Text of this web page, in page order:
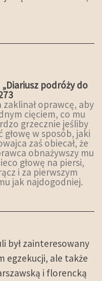
podróży do
oprawcę, aby
cięciem, co mu
grzecznie jeśliby
głowę w sposób, jaki
zaś obiecał, że
obnażywszy mu
głowę na piersi,
i za pierwszym
jak najdogodniej.
był zainteresowany
egzekucji, ale także
i florencką